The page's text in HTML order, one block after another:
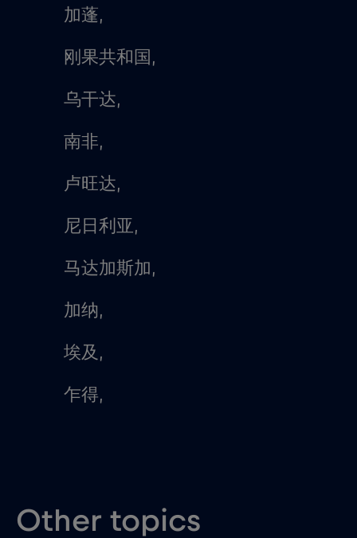
加蓬,
刚果共和国,
乌干达,
南非,
卢旺达,
尼日利亚,
马达加斯加,
加纳,
埃及,
乍得,
Other topics